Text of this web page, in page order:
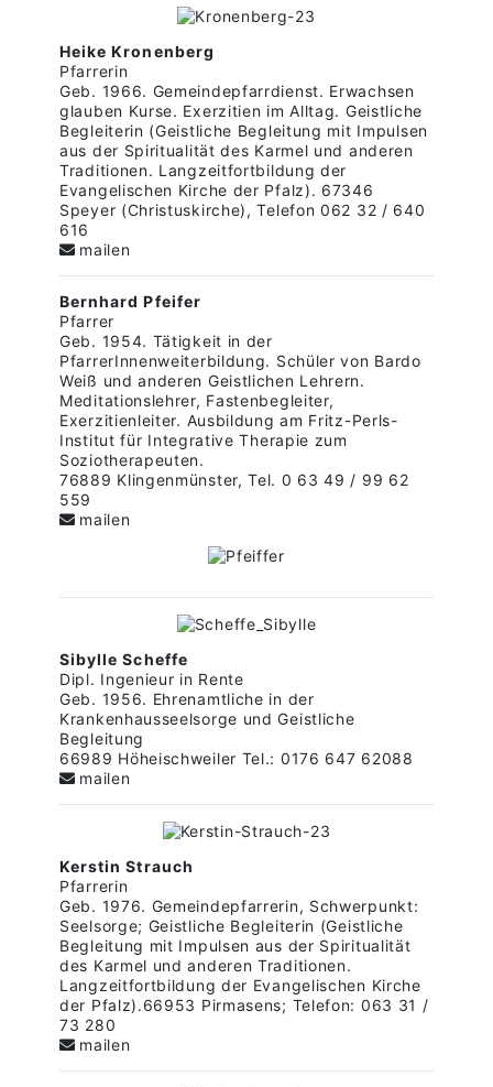
Heike Kronenberg
Pfarrerin
Geb. 1966. Gemeindepfarrdienst. Erwachsen
glauben Kurse. Exerzitien im Alltag. Geistliche
Begleiterin (Geistliche Begleitung mit Impulsen
aus der Spiritualität des Karmel und anderen
Traditionen. Langzeitfortbildung der
Evangelischen Kirche der Pfalz). 67346
Speyer (Christuskirche), Telefon 062 32 / 640
616
mailen
Bernhard Pfeifer
Pfarrer
Geb. 1954. Tätigkeit in der
PfarrerInnenweiterbildung. Schüler von Bardo
Weiß und anderen Geistlichen Lehrern.
Meditationslehrer, Fastenbegleiter,
Exerzitienleiter. Ausbildung am Fritz-Perls-
Institut für Integrative Therapie zum
Soziotherapeuten.
76889 Klingenmünster, Tel. 0 63 49 / 99 62
559
mailen
Sibylle Scheffe
Dipl. Ingenieur in Rente
Geb. 1956. Ehrenamtliche in der
Krankenhausseelsorge und Geistliche
Begleitung
66989 Höheischweiler Tel.: 0176 647 62088
mailen
Kerstin Strauch
Pfarrerin
Geb. 1976. Gemeindepfarrerin, Schwerpunkt:
Seelsorge; Geistliche Begleiterin (Geistliche
Begleitung mit Impulsen aus der Spiritualität
des Karmel und anderen Traditionen.
Langzeitfortbildung der Evangelischen Kirche
der Pfalz).66953 Pirmasens; Telefon: 063 31 /
73 280
mailen